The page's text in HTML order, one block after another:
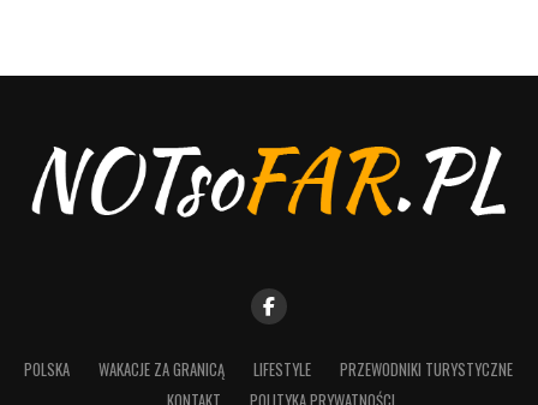
POLSKA WAKACJE ZA GRANICĄ LIFESTYLE
PRZEWODNIKI TURYSTYCZNE
KONTAKT
POLITYKA PRYWATNOŚCI